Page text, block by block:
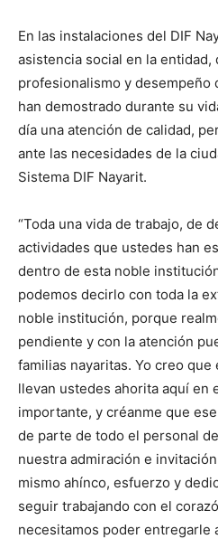
En las instalaciones del DIF
asistencia social en la entidad,
profesionalismo y desempeño
han demostrado durante su
día una atención de calidad,
ante las necesidades de la
Sistema DIF Nayarit.
“Toda una vida de trabajo, de
actividades que ustedes han
dentro de esta noble
podemos decirlo con toda la
noble institución, porque
pendiente y con la atención
familias nayaritas. Yo creo
llevan ustedes ahorita aquí en
importante, y créanme que
de parte de todo el personal
nuestra admiración e
mismo ahínco, esfuerzo y
seguir trabajando con el
necesitamos poder entregarle